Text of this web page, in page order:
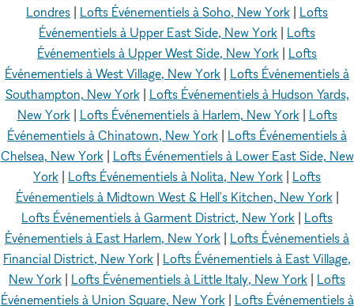
Londres
Lofts Événementiels à Soho, New York
Lofts
Événementiels à Upper East Side, New York
Lofts
Événementiels à Upper West Side, New York
Lofts
Événementiels à West Village, New York
Lofts Événementiels à
Southampton, New York| Lofts Événementiels à Hudson Yards,
New York| Lofts Événementiels à Harlem, New York| Lofts
Événementiels à Chinatown, New York
Lofts Événementiels à
Chelsea, New York| Lofts Événementiels à Lower East Side, New
York
Lofts Événementiels à Nolita, New York
Lofts
Événementiels à Midtown West & Hell's Kitchen, New York|
Lofts Événementiels à Garment District, New York
Lofts
Événementiels à East Harlem, New York
Lofts Événementiels à
Financial District, New York
Lofts Événementiels à East Village,
New York
Lofts Événementiels à Little Italy, New York
Lofts
Événementiels à Union Square, New York| Lofts Événementiels à